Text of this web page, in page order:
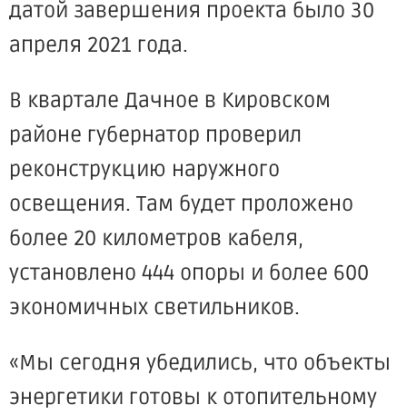
датой завершения проекта было 30
апреля 2021 года.
В квартале Дачное в Кировском
районе губернатор проверил
реконструкцию наружного
освещения. Там будет проложено
более 20 километров кабеля,
установлено 444 опоры и более 600
экономичных светильников.
«Мы сегодня убедились, что объекты
энергетики готовы к отопительному